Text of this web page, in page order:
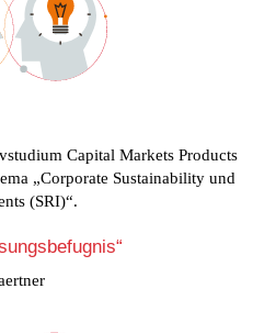
Capital Markets Products
„Corporate Sustainability und
(SRI)“.